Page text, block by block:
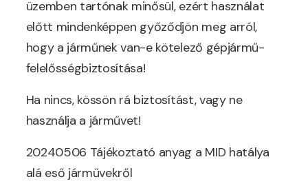
üzemben tartónak minősül, ezért használat
előtt mindenképpen győződjön meg arról,
hogy a járműnek van-e kötelező gépjármű-
felelősségbiztosítása!
Ha nincs, kössön rá biztosítást, vagy ne
használja a járművet!
20240506 Tájékoztató anyag a MID hatálya
alá eső járművekről